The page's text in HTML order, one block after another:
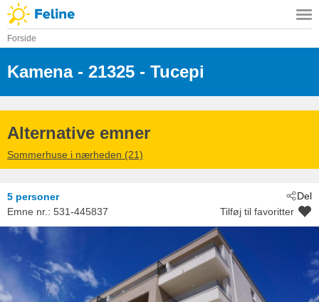
Forside
Kamena - 21325 - Tucepi
Alternative emner
Sommerhuse i nærheden (21)
Del
5 personer
Emne nr.: 531-445837 Tilføj til favoritter